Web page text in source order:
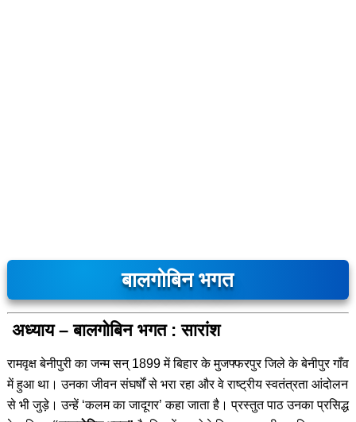
बालगोबिन भगत
अध्याय – बालगोबिन भगत : सारांश
रामवृक्ष बेनीपुरी का जन्म सन् 1899 में बिहार के मुजफ्फरपुर जिले के बेनीपुर गाँव
में हुआ था। उनका जीवन संघर्षों से भरा रहा और वे राष्ट्रीय स्वतंत्रता आंदोलन
से भी जुड़े। उन्हें ‘कलम का जादूगर’ कहा जाता है। प्रस्तुत पाठ उनका प्रसिद्ध